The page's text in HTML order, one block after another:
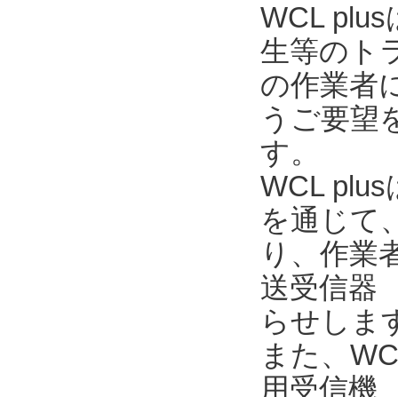
WCL plus
生等のト
の作業者
うご要望
す。
WCL
を通じて
り、作業
送受信器
らせしま
また、
用受信機